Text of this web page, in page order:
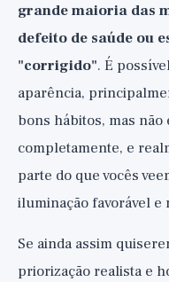
grande maioria das
defeito de saúde ou
"corrigido". É
aparência,
bons hábitos, mas
completamente, e
parte do que vocês
iluminação favorável e
Se ainda assim
priorização realista e